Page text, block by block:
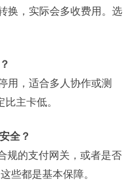
换，实际会多收费用。选
用，适合多人协作或测
主卡低。
全？
规的支付网关，或者是否
些都是基本保障。